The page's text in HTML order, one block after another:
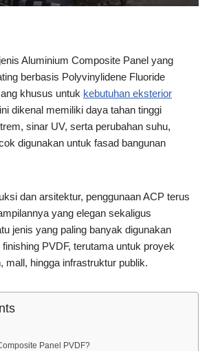
Aluminium Composite Panel yang
berbasis Polyvinylidene Fluoride
khusus untuk kebutuhan eksterior
dikenal memiliki daya tahan tinggi
sinar UV, serta perubahan suhu,
digunakan untuk fasad bangunan
dan arsitektur, penggunaan ACP terus
yang elegan sekaligus
jenis yang paling banyak digunakan
PVDF, terutama untuk proyek
mall, hingga infrastruktur publik.
Panel PVDF?